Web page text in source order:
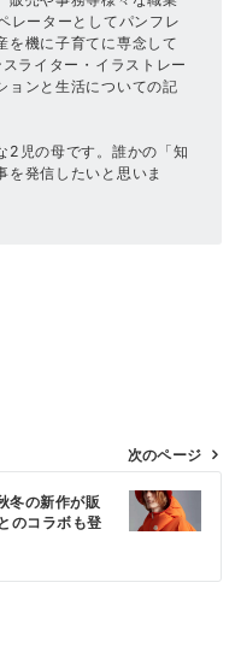
レーターとしてパンフレ
を機に子育てに専念して
ライター・イラストレー
ョンと生活についての記
2児の母です。誰かの「知
を発信したいと思いま
次のページ
冬の新作が販
のコラボも登